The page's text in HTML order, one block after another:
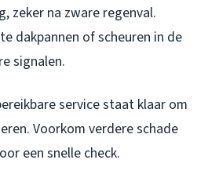
zeker na zware regenval.
dakpannen of scheuren in de
signalen.
service staat klaar om
Voorkom verdere schade
een snelle check.